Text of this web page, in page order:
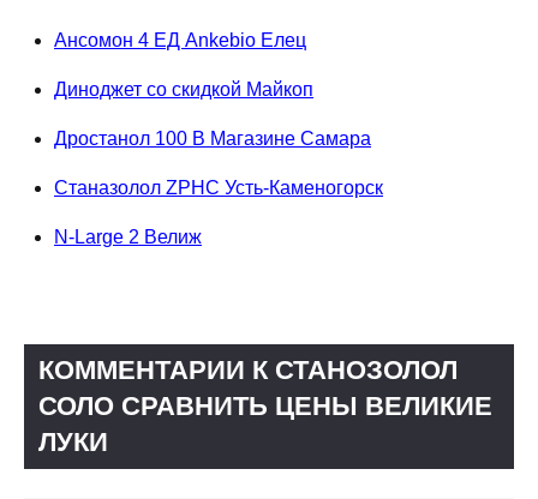
Ансомон 4 ЕД Ankebio Елец
Диноджет со скидкой Майкоп
Дростанол 100 В Магазине Самара
Станазолол ZPHC Усть-Каменогорск
N-Large 2 Велиж
КОММЕНТАРИИ К СТАНОЗОЛОЛ
СОЛО СРАВНИТЬ ЦЕНЫ ВЕЛИКИЕ
ЛУКИ